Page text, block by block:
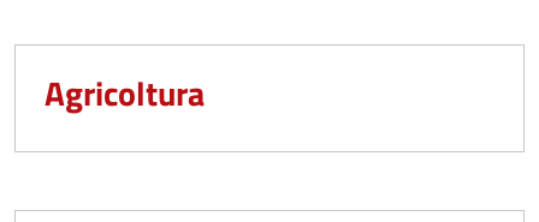
Agricoltura